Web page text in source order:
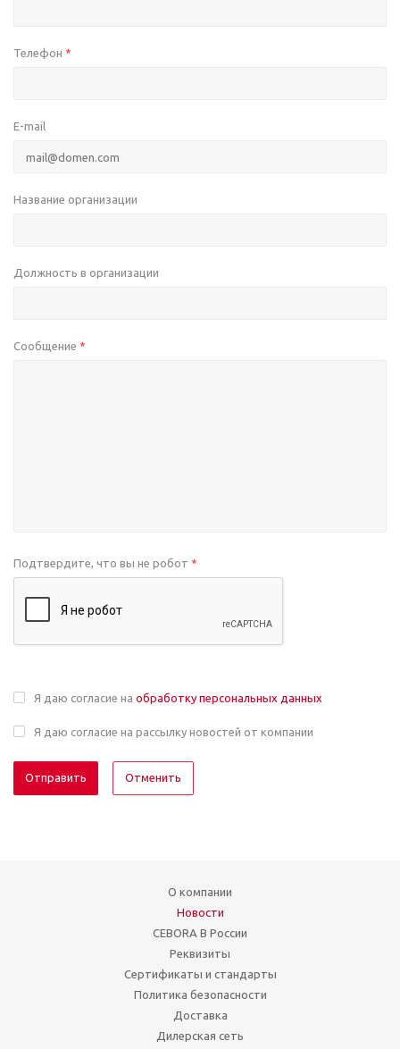
Телефон *
E-mail
Название организации
Должность в организации
Сообщение *
Подтвердите, что вы не робот *
Я даю согласие на обработку персональных данных
Я даю согласие на рассылку новостей от компании
Отменить
О компании
Новости
CEBORA В России
Реквизиты
Сертификаты и стандарты
Политика безопасности
Доставка
Дилерская сеть